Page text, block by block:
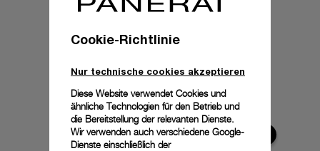
Cookie-Richtlinie
Nur technische cookies akzeptieren
Diese Website verwendet Cookies und
ähnliche Technologien für den Betrieb und
die Bereitstellung der relevanten Dienste.
Wir verwenden auch verschiedene Google-
Dienste einschließlich der